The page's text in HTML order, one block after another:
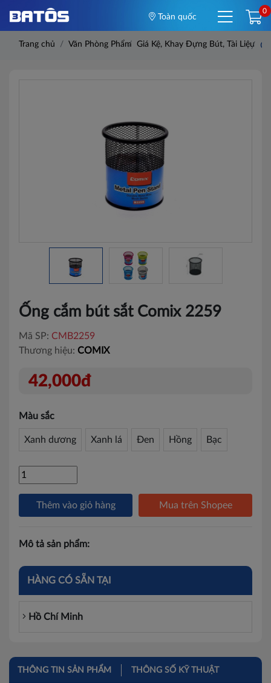
Toàn quốc
0
Trang chủ Văn Phòng Phẩm Giá Kệ, Khay Đựng Bút, Tài Liệu
Ống cắm bút sắt Comix 2259
Mã SP: CMB2259
Thương hiệu: COMIX
42,000đ
Màu sắc
Xanh dương Xanh lá Đen Hồng Bạc
Thêm vào giỏ hàng Mua trên Shopee
Mô tả sản phẩm:
HÀNG CÓ SẴN TẠI
Hồ Chí Minh
THÔNG TIN SẢN PHẨM THÔNG SỐ KỸ THUẬT